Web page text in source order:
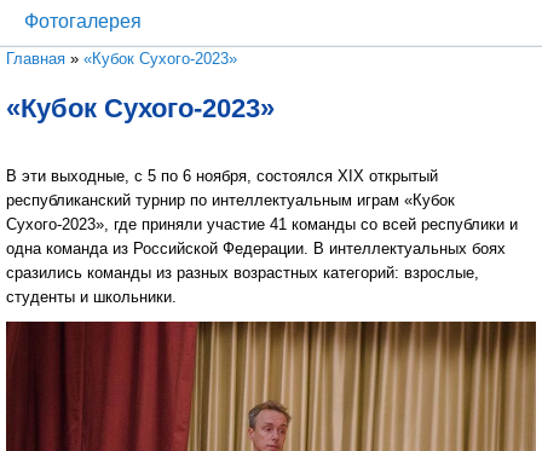
Фотогалерея
Вы здесь
Главная » «Кубок Сухого-2023»
«Кубок Сухого-2023»
В эти выходные, с 5 по 6 ноября, состоялся XIX открытый
республиканский турнир по интеллектуальным играм «Кубок
Сухого-2023», где приняли участие 41 команды со всей республики и
одна команда из Российской Федерации. В интеллектуальных боях
сразились команды из разных возрастных категорий: взрослые,
студенты и школьники.